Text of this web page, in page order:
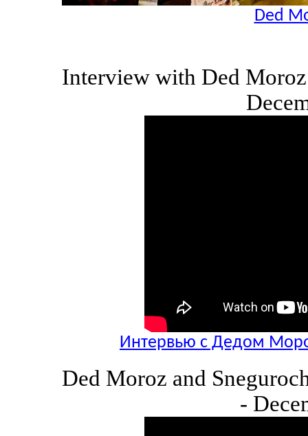
Ded
Interview with Ded
Интервью с Дедом
Ded Moroz and
-